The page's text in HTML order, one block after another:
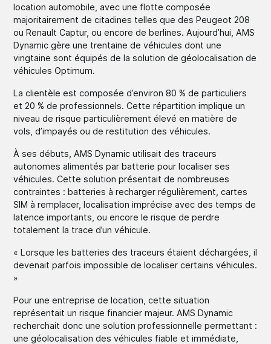
location automobile, avec une flotte composée
majoritairement de citadines telles que des Peugeot 208
ou Renault Captur, ou encore de berlines. Aujourd’hui, AMS
Dynamic gère une trentaine de véhicules dont une
vingtaine sont équipés de la solution de géolocalisation de
véhicules Optimum.
La clientèle est composée d’environ 80 % de particuliers
et 20 % de professionnels. Cette répartition implique un
niveau de risque particulièrement élevé en matière de
vols, d’impayés ou de restitution des véhicules.
À ses débuts, AMS Dynamic utilisait des traceurs
autonomes alimentés par batterie pour localiser ses
véhicules. Cette solution présentait de nombreuses
contraintes : batteries à recharger régulièrement, cartes
SIM à remplacer, localisation imprécise avec des temps de
latence importants, ou encore le risque de perdre
totalement la trace d’un véhicule.
« Lorsque les batteries des traceurs étaient déchargées, il
devenait parfois impossible de localiser certains véhicules.
»
Pour une entreprise de location, cette situation
représentait un risque financier majeur. AMS Dynamic
recherchait donc une solution professionnelle permettant :
une géolocalisation des véhicules fiable et immédiate,